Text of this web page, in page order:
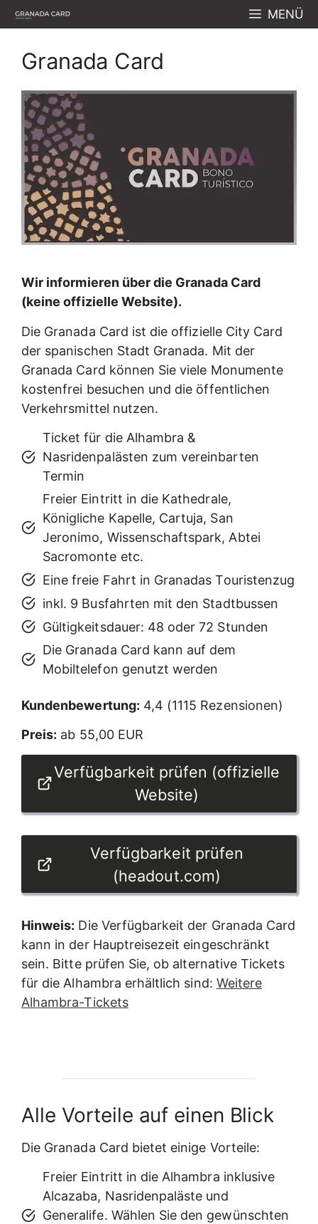
Zum
Inhalt
MENÜ
Granada Card
Wir informieren über die Granada Card
(keine offizielle Website).
Die Granada Card ist die offizielle City Card
der spanischen Stadt Granada. Mit der
Granada Card können Sie viele Monumente
kostenfrei besuchen und die öffentlichen
Verkehrsmittel nutzen.
Ticket für die Alhambra &
Nasridenpalästen zum vereinbarten
Termin
Freier Eintritt in die Kathedrale,
Königliche Kapelle, Cartuja, San
Jeronimo, Wissenschaftspark, Abtei
Sacromonte etc.
Eine freie Fahrt in Granadas Touristenzug
inkl. 9 Busfahrten mit den Stadtbussen
Gültigkeitsdauer: 48 oder 72 Stunden
Die Granada Card kann auf dem
Mobiltelefon genutzt werden
Kundenbewertung: 4,4 (1115 Rezensionen)
Preis: ab 55,00 EUR
Verfügbarkeit prüfen (offizielle
Website)
Verfügbarkeit prüfen
(headout.com)
Hinweis: Die Verfügbarkeit der Granada Card
kann in der Hauptreisezeit eingeschränkt
sein. Bitte prüfen Sie, ob alternative Tickets
für die Alhambra erhältlich sind: Weitere
Alhambra-Tickets
Alle Vorteile auf einen Blick
Die Granada Card bietet einige Vorteile:
Freier Eintritt in die Alhambra inklusive
Alcazaba, Nasridenpaläste und
Generalife. Wählen Sie den gewünschten